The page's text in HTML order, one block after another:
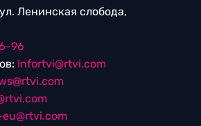
Ленинская слобода,
96
Infortvi@rtvi.com